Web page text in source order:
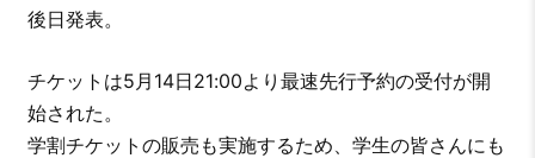
後日発表。
チケットは5月14日21:00より最速先行予約の受付が開
始された。
学割チケットの販売も実施するため、学生の皆さんにも